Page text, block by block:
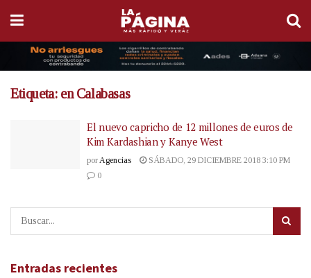
Etiqueta: en Calabasas
El nuevo capricho de 12 millones de euros de
Kim Kardashian y Kanye West
por Agencias
SÁBADO, 29 DICIEMBRE 2018 3:10 PM
0
Entradas recientes